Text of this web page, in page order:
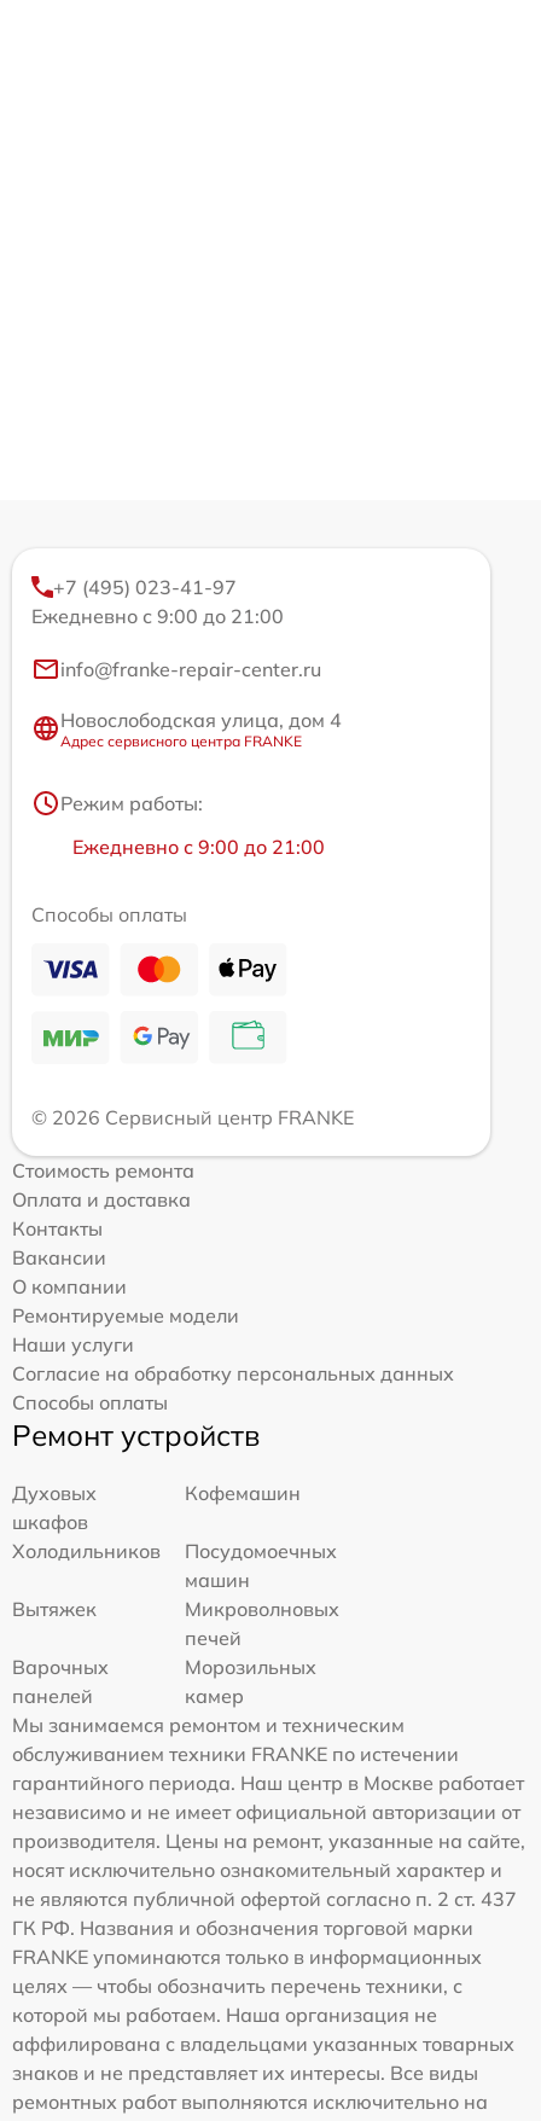
+7 (495) 023-41-97
Ежедневно с 9:00 до 21:00
info@franke-repair-center.ru
Новослободская улица, дом 4
Адрес сервисного центра FRANKE
Режим работы:
Ежедневно с 9:00 до 21:00
Способы оплаты
© 2026 Сервисный центр FRANKE
Стоимость ремонта
Оплата и доставка
Контакты
Вакансии
О компании
Ремонтируемые модели
Наши услуги
Согласие на обработку персональных данных
Способы оплаты
Ремонт устройств
Духовых
шкафов
Кофемашин
Холодильников
Посудомоечных
машин
Вытяжек
Микроволновых
печей
Варочных
панелей
Морозильных
камер
Мы занимаемся ремонтом и техническим
обслуживанием техники FRANKE по истечении
гарантийного периода. Наш центр в Москве работает
независимо и не имеет официальной авторизации от
производителя. Цены на ремонт, указанные на сайте,
носят исключительно ознакомительный характер и
не являются публичной офертой согласно п. 2 ст. 437
ГК РФ. Названия и обозначения торговой марки
FRANKE упоминаются только в информационных
целях — чтобы обозначить перечень техники, с
которой мы работаем. Наша организация не
аффилирована с владельцами указанных товарных
знаков и не представляет их интересы. Все виды
ремонтных работ выполняются исключительно на